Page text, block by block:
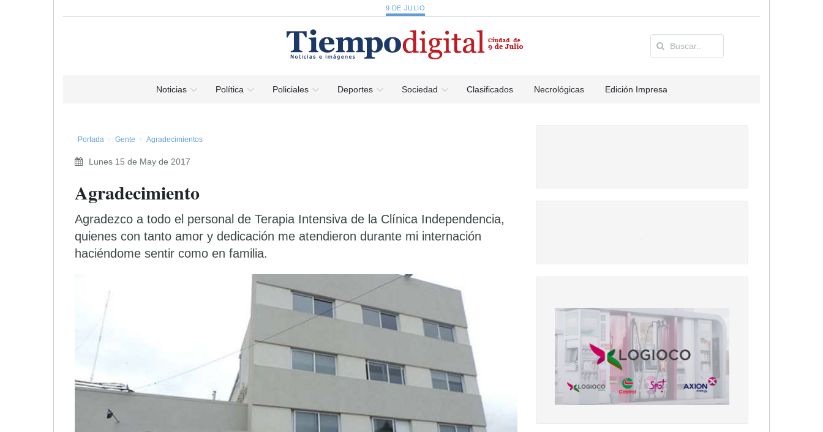
9 DE JULIO
Noticias Política Policiales Deportes Sociedad Clasificados Necrológicas Edición Impresa
Portada Gente Agradecimientos
Lunes 15 de May de 2017
Agradecimiento
Agradezco a todo el personal de Terapia Intensiva de la Clínica Independencia,
quienes con tanto amor y dedicación me atendieron durante mi internación
haciéndome sentir como en familia.